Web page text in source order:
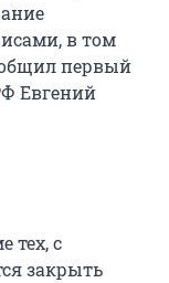
в том
первый
Евгений
тех, с
закрыть